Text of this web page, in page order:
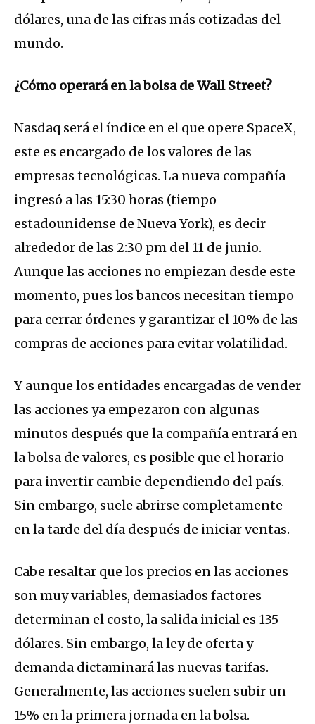
dólares, una de las cifras más cotizadas del
mundo.
¿Cómo operará en la bolsa de Wall Street?
Nasdaq será el índice en el que opere SpaceX,
este es encargado de los valores de las
empresas tecnológicas. La nueva compañía
ingresó a las 15:30 horas (tiempo
estadounidense de Nueva York), es decir
alrededor de las 2:30 pm del 11 de junio.
Aunque las acciones no empiezan desde este
momento, pues los bancos necesitan tiempo
para cerrar órdenes y garantizar el 10% de las
compras de acciones para evitar volatilidad.
Y aunque los entidades encargadas de vender
las acciones ya empezaron con algunas
minutos después que la compañía entrará en
la bolsa de valores, es posible que el horario
para invertir cambie dependiendo del país.
Sin embargo, suele abrirse completamente
en la tarde del día después de iniciar ventas.
Cabe resaltar que los precios en las acciones
son muy variables, demasiados factores
determinan el costo, la salida inicial es 135
dólares. Sin embargo, la ley de oferta y
demanda dictaminará las nuevas tarifas.
Generalmente, las acciones suelen subir un
15% en la primera jornada en la bolsa.